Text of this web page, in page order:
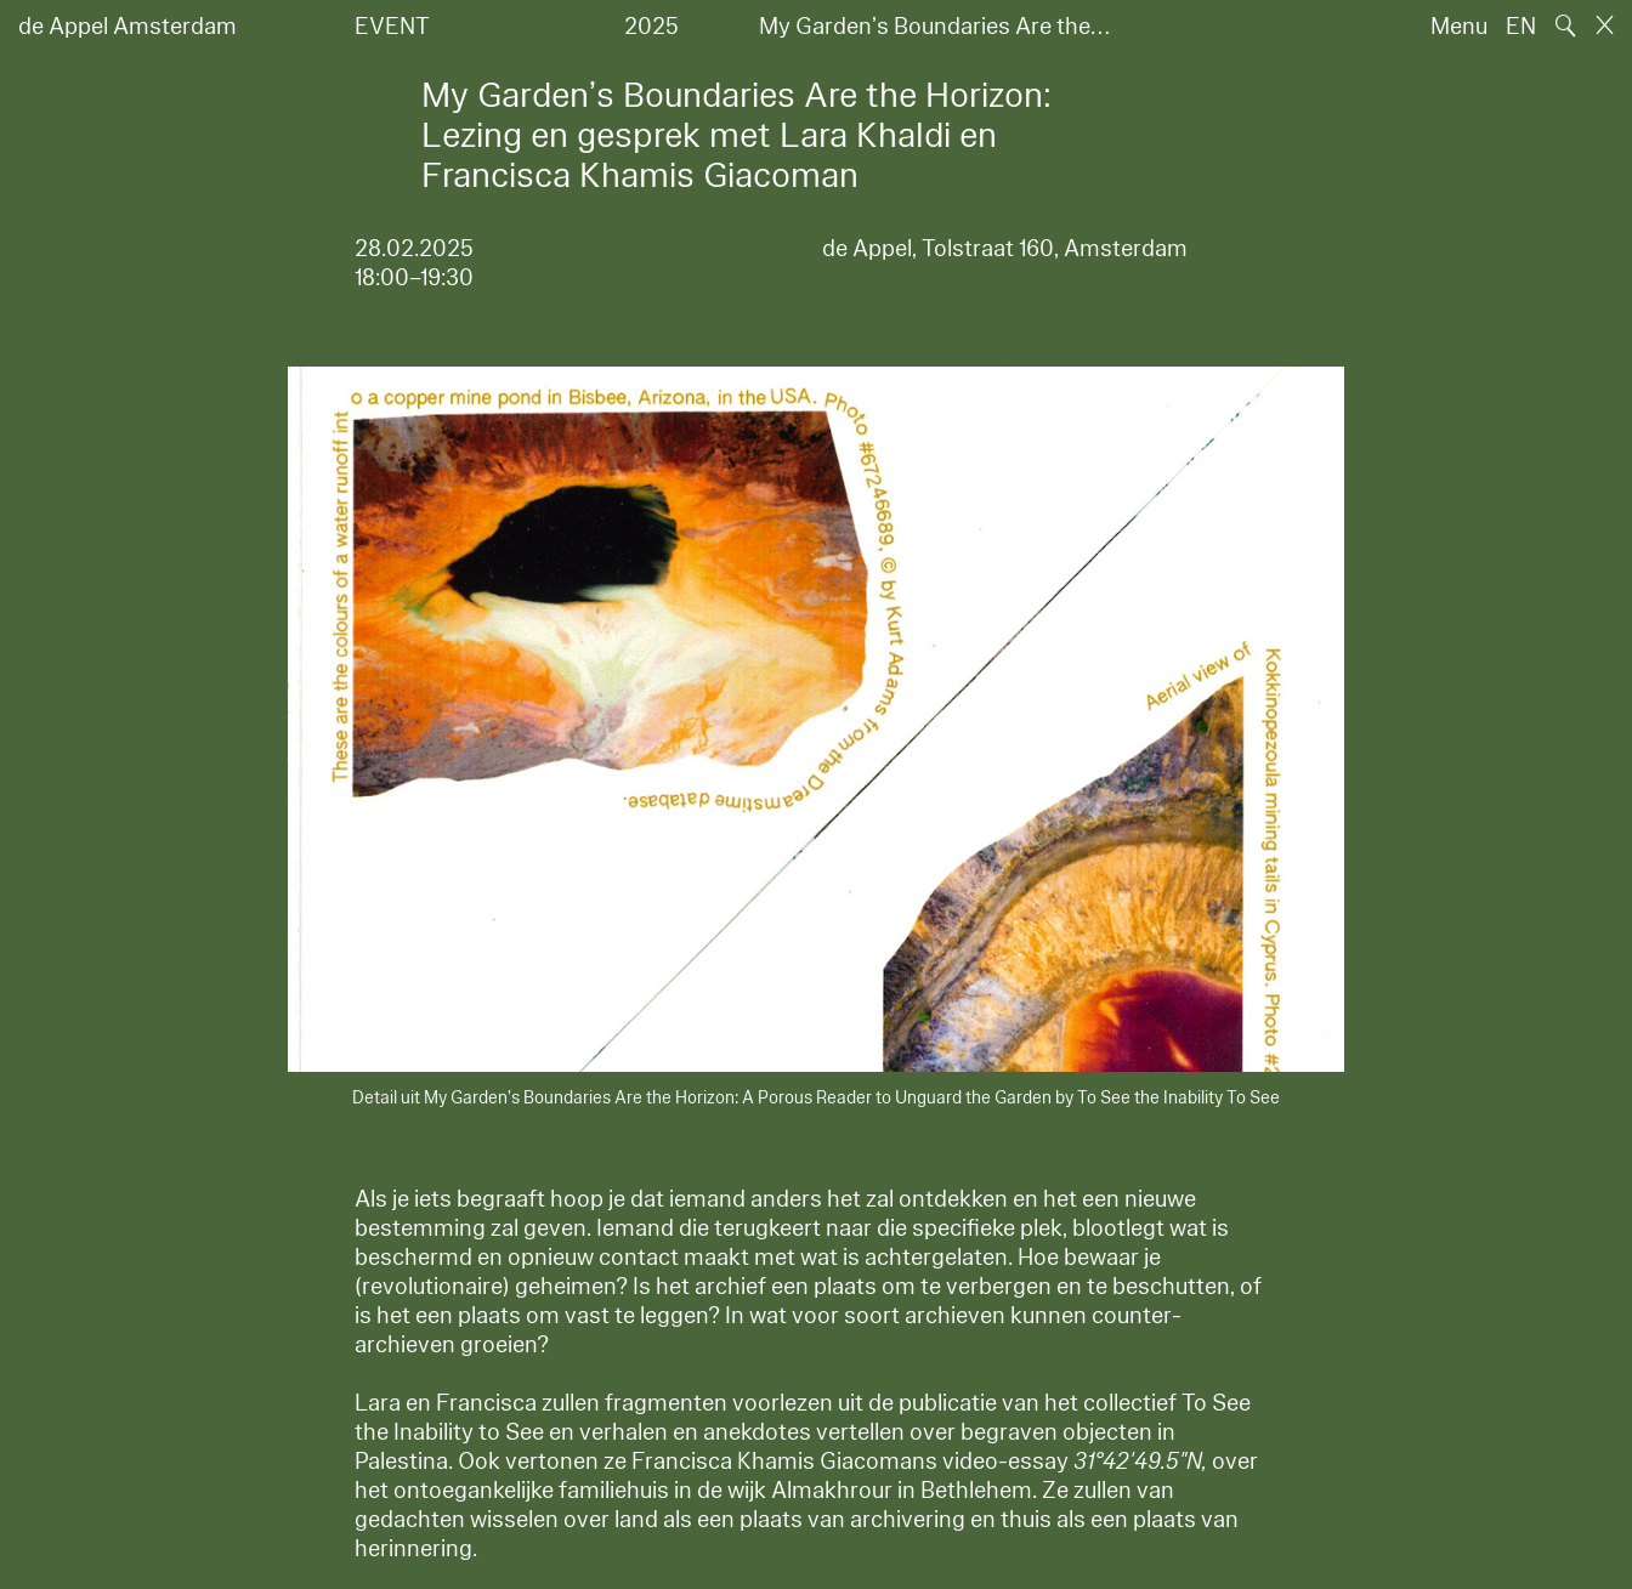
de Appel Amsterdam EVENT 2025 My Garden’s Boundaries Are the… Menu EN 🔍
My Garden’s Boundaries Are the Horizon:
Lezing en gesprek met Lara Khaldi en
Francisca Khamis Giacoman
28.02.2025
18:00–19:30
de Appel, Tolstraat 160, Amsterdam
Detail uit My Garden’s Boundaries Are the Horizon: A Porous Reader to Unguard the Garden by To See the Inability To See
Als je iets begraaft hoop je dat iemand anders het zal ontdekken en het een nieuwe
bestemming zal geven. Iemand die terugkeert naar die specifieke plek, blootlegt wat is
beschermd en opnieuw contact maakt met wat is achtergelaten. Hoe bewaar je
(revolutionaire) geheimen? Is het archief een plaats om te verbergen en te beschutten, of
is het een plaats om vast te leggen? In wat voor soort archieven kunnen counter-
archieven groeien?
Lara en Francisca zullen fragmenten voorlezen uit de publicatie van het collectief To See
the Inability to See en verhalen en anekdotes vertellen over begraven objecten in
Palestina. Ook vertonen ze Francisca Khamis Giacomans video-essay31°42'49.5"N, over
het ontoegankelijke familiehuis in de wijk Almakhrour in Bethlehem. Ze zullen van
gedachten wisselen over land als een plaats van archivering en thuis als een plaats van
herinnering.